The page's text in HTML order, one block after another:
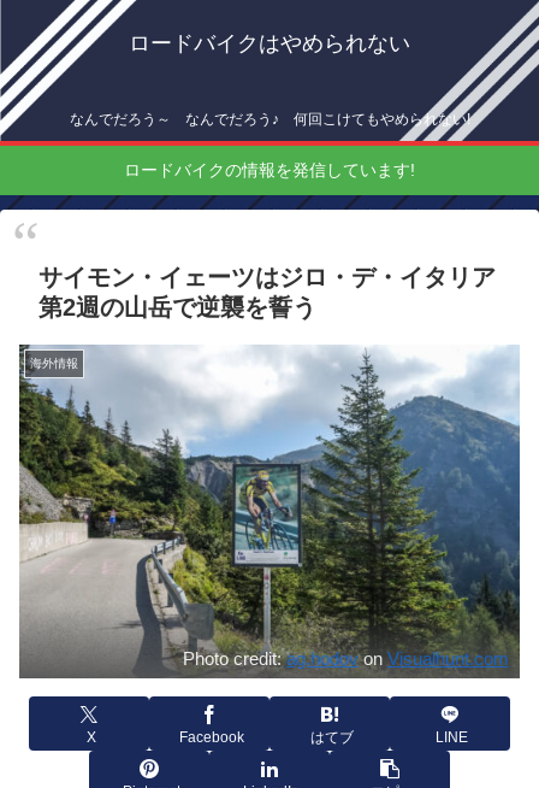
ロードバイクはやめられない
なんでだろう～ なんでだろう♪ 何回こけてもやめられない!
ロードバイクの情報を発信しています!
サイモン・イェーツはジロ・デ・イタリア
第2週の山岳で逆襲を誓う
海外情報
Photo credit:ag.hodovon Visualhunt.com
X Facebook はてブ LINE